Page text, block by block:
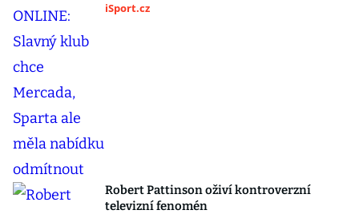
iSport.cz
Robert Pattinson oživí kontroverzní
televizní fenomén